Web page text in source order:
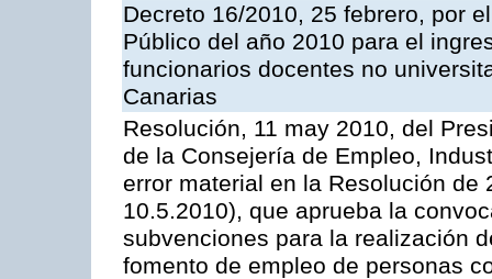
Decreto 16/2010, 25 febrero, por
Público del año 2010 para el
funcionarios docentes no
Canarias
Resolución, 11 may 2010, del
de la Consejería de Empleo,
error material en la Resolución de
10.5.2010), que aprueba la
subvenciones para la realización
fomento de empleo de personas